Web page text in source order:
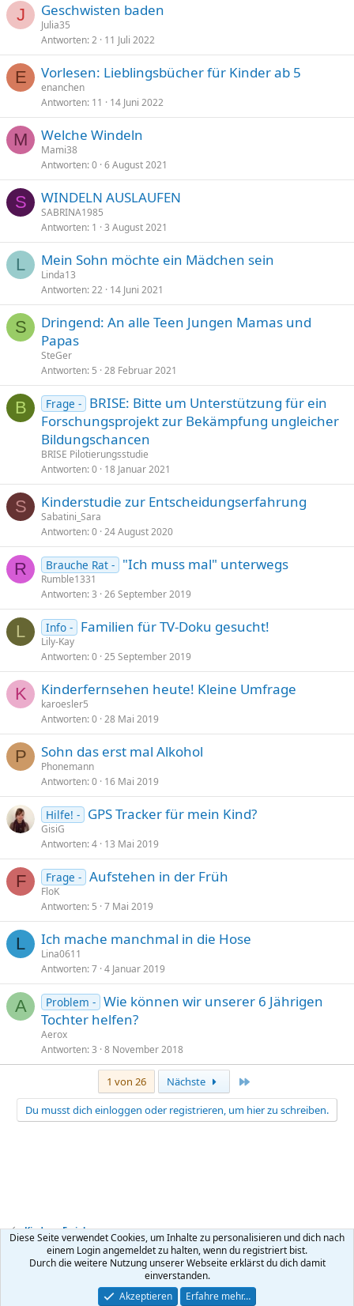
J Geschwisten baden
Julia35
Antworten 2 11 Juli 2022
E Vorlesen: Lieblingsbücher für Kinder ab 5
enanchen
Antworten 11 14 Juni 2022
M Welche Windeln
Mami38
Antworten 0 6 August 2021
S WINDELN AUSLAUFEN
SABRINA1985
Antworten 1 3 August 2021
L Mein Sohn möchte ein Mädchen sein
Linda13
Antworten 22 14 Juni 2021
S
Dringend: An alle Teen Jungen Mamas und
Papas
SteGer
Antworten 5 28 Februar 2021
B Frage - BRISE: Bitte um Unterstützung für ein
Forschungsprojekt zur Bekämpfung ungleicher
Bildungschancen
BRISE Pilotierungsstudie
Antworten 0 18 Januar 2021
S Kinderstudie zur Entscheidungserfahrung
Sabatini_Sara
Antworten 0 24 August 2020
R Brauche Rat - "Ich muss mal" unterwegs
Rumble1331
Antworten 3 26 September 2019
L Info - Familien für TV-Doku gesucht!
Lily-Kay
Antworten 0 25 September 2019
K Kinderfernsehen heute! Kleine Umfrage
karoesler5
Antworten 0 28 Mai 2019
P Sohn das erst mal Alkohol
Phonemann
Antworten 0 16 Mai 2019
Hilfe! - GPS Tracker für mein Kind?
GisiG
Antworten 4 13 Mai 2019
F Frage - Aufstehen in der Früh
FloK
Antworten 5 7 Mai 2019
L Ich mache manchmal in die Hose
Lina0611
Antworten 7 4 Januar 2019
A Problem - Wie können wir unserer 6 Jährigen
Tochter helfen?
Aerox
Antworten 3 8 November 2018
1 von 26 Nächste
Du musst dich einloggen oder registrieren, um hier zu schreiben.
Kinder + Erziehung
Kontakt Nutzungsbedingungen Datenschutz Hilfe
R
Community platform by XenForo ® © 2010-2026 XenForo Ltd.
Diese Seite verwendet Cookies, um Inhalte zu personalisieren und dich nach
einem Login angemeldet zu halten, wenn du registriert bist.
Durch die weitere Nutzung unserer Webseite erklärst du dich damit
einverstanden.
Akzeptieren
Erfahre mehr…